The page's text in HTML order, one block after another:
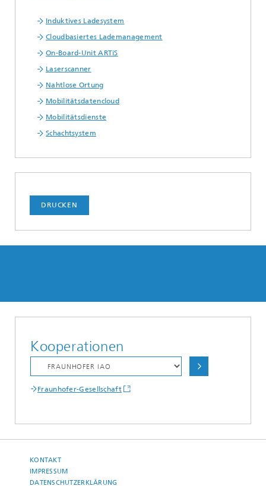
Induktives Ladesystem
Cloudbasiertes Lademanagement
On-Board-Unit ARTiS
Laserscanner
Nahtlose Ortung
Mobilitätsdatencloud
Mobilitätsdienste
Schachtsystem
DRUCKEN
Kooperationen
Fraunhofer-Gesellschaft
KONTAKT
IMPRESSUM
DATENSCHUTZERKLÄRUNG